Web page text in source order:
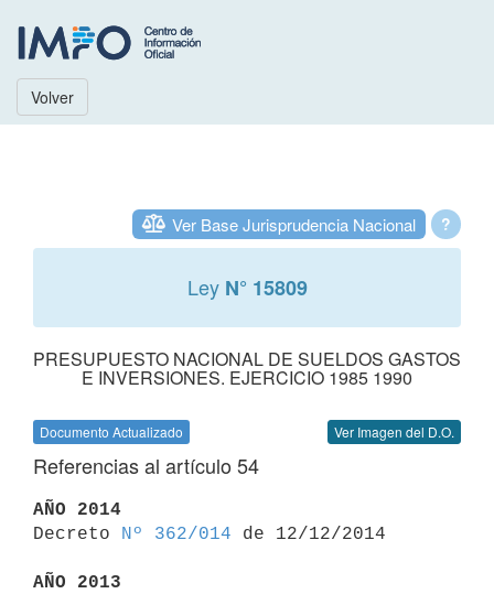
Volver
?
Ver Base Jurisprudencia Nacional
Ley N° 15809
PRESUPUESTO NACIONAL DE SUELDOS GASTOS
E INVERSIONES. EJERCICIO 1985 1990
Documento Actualizado Ver Imagen del D.O.
Referencias al artículo 54
AÑO 2014
Decreto
Nº 362/014 de 12/12/2014
AÑO 2013